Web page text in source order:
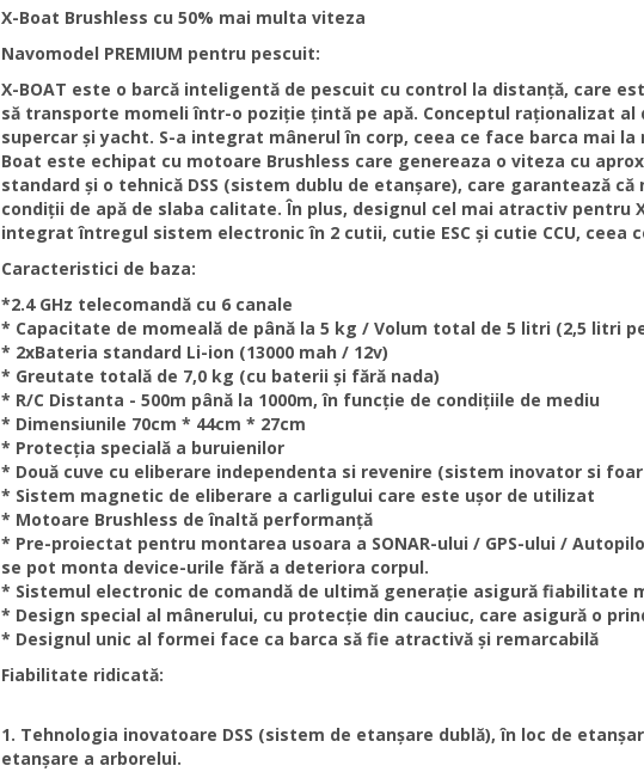
X-Boat Brushless cu 50% mai multa viteza
Navomodel PREMIUM pentru pescuit:
X-BOAT este o barcă inteligentă de pescuit cu control la distanță, care
să transporte momeli într-o poziție țintă pe apă. Conceptul raționalizat
supercar și yacht. S-a integrat mânerul în corp, ceea ce face barca mai
Boat este echipat cu motoare Brushless care genereaza o viteza cu
standard și o tehnică DSS (sistem dublu de etanșare), care garantează
condiții de apă de slaba calitate. În plus, designul cel mai atractiv pentru
integrat întregul sistem electronic în 2 cutii, cutie ESC și cutie CCU,
Caracteristici de baza:
*2.4 GHz telecomandă cu 6 canale
* Capacitate de momeală de până la 5 kg / Volum total de 5 litri (2,5 litri
* 2xBateria standard Li-ion (13000 mah / 12v)
* Greutate totală de 7,0 kg (cu baterii și fără nada)
* R/C Distanta - 500m până la 1000m, în funcție de condițiile de mediu
* Dimensiunile 70cm * 44cm * 27cm
* Protecția specială a buruienilor
* Două cuve cu eliberare independenta si revenire (sistem inovator si
* Sistem magnetic de eliberare a carligului care este ușor de utilizat
* Motoare Brushless de înaltă performanță
* Pre-proiectat pentru montarea usoara a SONAR-ului / GPS-ului /
se pot monta device-urile fără a deteriora corpul.
* Sistemul electronic de comandă de ultimă generație asigură fiabilitate
* Design special al mânerului, cu protecție din cauciuc, care asigură o
* Designul unic al formei face ca barca să fie atractivă și remarcabilă
Fiabilitate ridicată:
1. Tehnologia inovatoare DSS (sistem de etanșare dublă), în loc de
etanșare a arborelui.